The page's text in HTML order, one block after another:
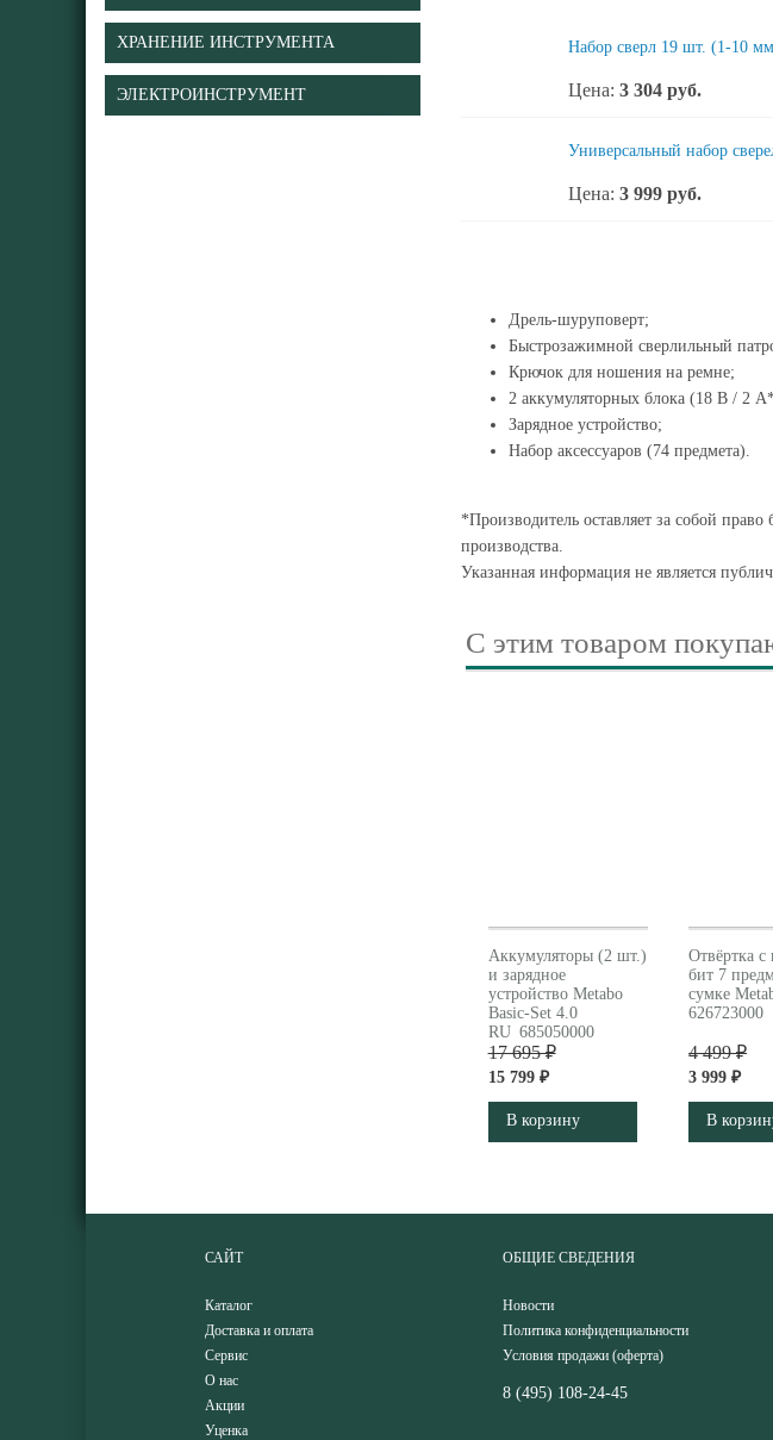
ХРАНЕНИЕ ИНСТРУМЕНТА
ЭЛЕКТРОИНСТРУМЕНТ
Набор сверл 19 шт. (1-10
Цена: 3 304 руб.
Универсальный набор
Цена: 3 999 руб.
Дрель-шуруповерт;
Быстрозажимной сверлильный
Крючок для ношения на ремне;
2 аккумуляторных блока (18 В / 2
Зарядное устройство;
Набор аксессуаров (74 предмета).
*Производитель оставляет за собой
производства.
Указанная информация не является
С этим товаром
Аккумуляторы (2 шт.)
и зарядное
устройство Metabo
Basic-Set 4.0
RU_685050000
17 695 ₽
15 799 ₽
В корзину
Отвёртка с
бит 7
сумке
626723000
4 499 ₽
3 999 ₽
В
САЙТ
Каталог
Доставка и оплата
Сервис
О нас
Акции
Уценка
ОБЩИЕ СВЕДЕНИЯ
Новости
Политика конфиденциальности
Условия продажи (оферта)
8 (495) 108-24-45